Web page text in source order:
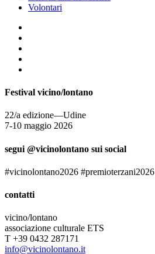
Volontari
Festival vicino/lontano
22/a edizione—Udine
7-10 maggio 2026
segui @vicinolontano sui social
#vicinolontano2026 #premioterzani2026
contatti
vicino/lontano
associazione culturale ETS
T +39 0432 287171
info@vicinolontano.it